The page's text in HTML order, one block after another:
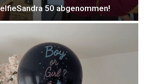
50 abgenommen!